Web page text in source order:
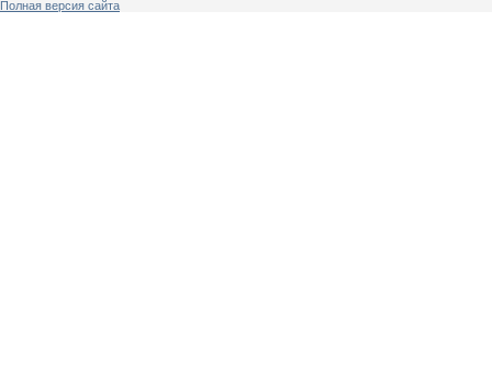
Полная версия сайта